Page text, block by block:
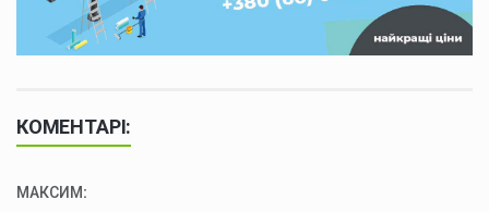
КОМЕНТАРІ:
МАКСИМ: